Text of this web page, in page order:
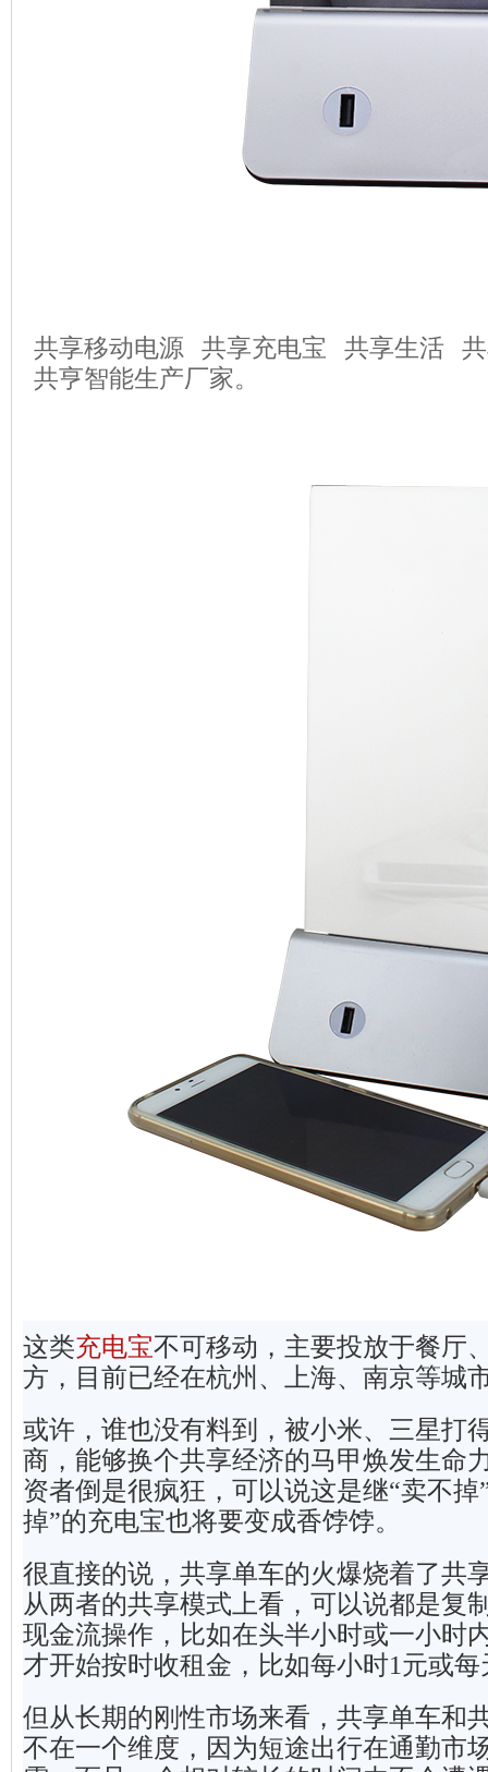
共享移动电源 共享充电宝 共享生活
共亨智能生产厂家。
这类充电宝不可移动，主要投放于餐厅
方，目前已经在杭州、上海、南京等城
或许，谁也没有料到，被小米、三星打
商，能够换个共享经济的马甲焕发生命
资者倒是很疯狂，可以说这是继“卖不掉
掉”的充电宝也将要变成香饽饽。
很直接的说， 共享单车的火爆烧着了共
从两者的共享模式上看，可以说都是复
现金流操作，比如在头半小时或一小时
才开始按时收租金，比如每小时1元或
但从长期的刚性市场来看，共享单车和
不在一个维度，因为短途出行在通勤市